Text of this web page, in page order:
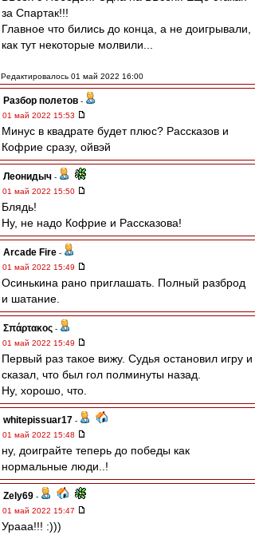
за Спартак!!!
Главное что бились до конца, а не доигрывали,
как тут некоторые молвили...
Редактировалось 01 май 2022 16:00
Разбор полетов -
01 май 2022 15:53
Минус в квадрате будет плюс? Рассказов и
Кофрие сразу, ойвэй
Леонидыч -
01 май 2022 15:50
Блядь!
Ну, не надо Кофрие и Рассказова!
Arcade Fire -
01 май 2022 15:49
Осинькина рано приглашать. Полный разброд
и шатание.
Σπάρτακος -
01 май 2022 15:49
Первый раз такое вижу. Судья остановил игру и
сказал, что был гол полминуты назад.
Ну, хорошо, что.
whitepissuar17 -
01 май 2022 15:48
ну, доиграйте теперь до победы как
нормальные люди..!
Zely69 -
01 май 2022 15:47
Урааа!!! :)))